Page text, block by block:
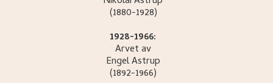
(1880-1928)
1928-1966:
Arvet av
EngelAstrup
(1892-1966)